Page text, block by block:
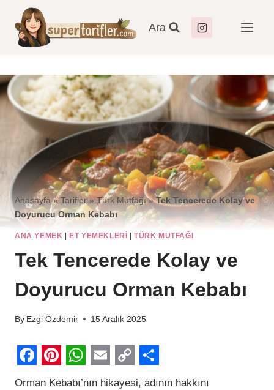
Ara
Anasayfa»Tarifler»Türk Mutfağı»Tek Tencerede Kolay ve
Doyurucu Orman Kebabı
ANA YEMEK ET YEMEKLERI |TÜRK MUTFAĞI
Tek Tencerede Kolay ve
Doyurucu Orman Kebabı
By Ezgi Özdemir 15 Aralık 2025
F
P
W
E
Orman Kebabı’nın hikayesi, adının hakkını